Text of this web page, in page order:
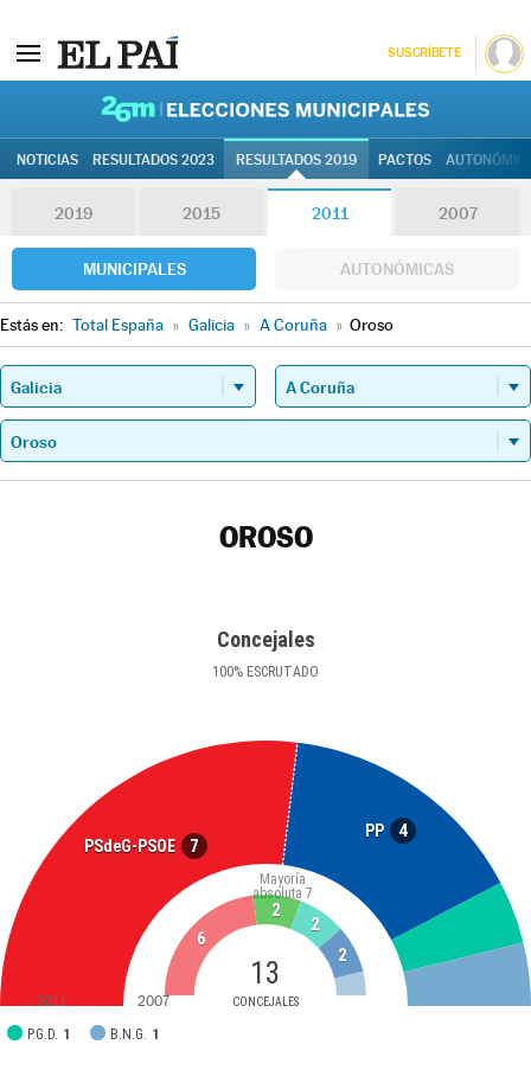
SUSCRÍBETE
NOTICIAS RESULTADOS 2023 RESULTADOS 2019 PACTOS
2019 2015 2011 2007
MUNICIPALES AUTONÓMICAS
Estás en: Total España » Galicia » A Coruña » Oroso
OROSO
Concejales
100% ESCRUTADO
PSdeG-PSOE 7
PP 4
13
CONCEJALES
Mayoría
absoluta 7
P.G.D. 1 B.N.G. 1
6
2
2
2
2011 2007